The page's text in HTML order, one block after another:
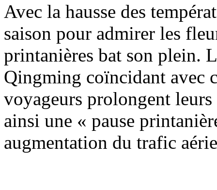
Avec la hausse des
saison pour admirer les
printanières bat son plein.
Qingming coïncidant avec
voyageurs prolongent
ainsi une « pause
augmentation du trafic